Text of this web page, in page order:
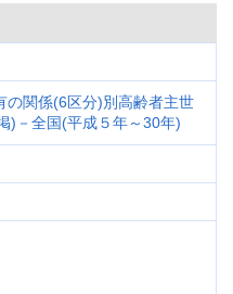
の関係(6区分)別高齢者主世
)－全国(平成５年～30年)